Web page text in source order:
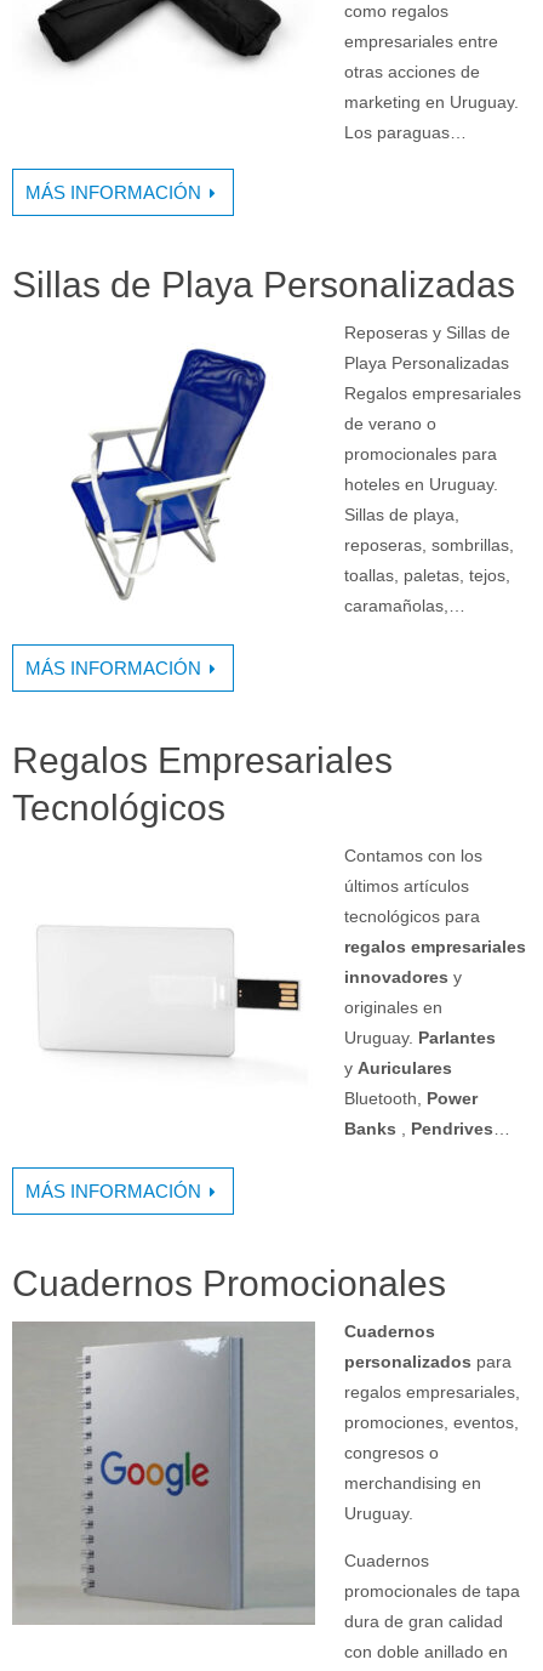
como regalos
empresariales entre
otras acciones de
marketing en Uruguay.
Los paraguas…
MÁS INFORMACIÓN
Sillas de Playa Personalizadas
Reposeras y Sillas de
Playa Personalizadas
Regalos empresariales
de verano o
promocionales para
hoteles en Uruguay.
Sillas de playa,
reposeras, sombrillas,
toallas, paletas, tejos,
caramañolas,…
MÁS INFORMACIÓN
Regalos Empresariales
Tecnológicos
Contamos con los
últimos artículos
tecnológicos para
regalos empresariales
innovadores y
originales en
Uruguay. Parlantes
y Auriculares
Bluetooth, Power
Banks
Pendrives
MÁS INFORMACIÓN
Cuadernos Promocionales
Cuadernos
personalizados para
regalos empresariales,
promociones, eventos,
congresos o
merchandising en
Uruguay.
Cuadernos
promocionales de tapa
dura de gran calidad
con doble anillado en